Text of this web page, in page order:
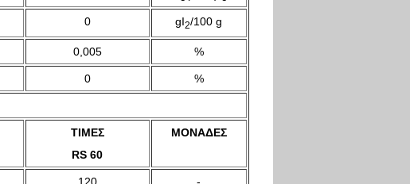
0 gI2/100 g
0,005 %
0 %
ΤΙΜΕΣ
RS 60
ΜΟΝΑΔΕΣ